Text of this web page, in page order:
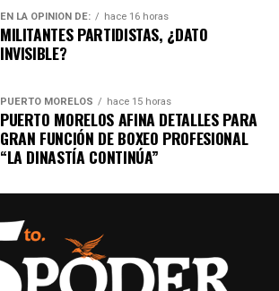
EN LA OPINIÓN DE: hace 16 horas
MILITANTES PARTIDISTAS, ¿DATO
INVISIBLE?
PUERTO MORELOS hace 15 horas
PUERTO MORELOS AFINA DETALLES PARA
GRAN FUNCIÓN DE BOXEO PROFESIONAL
“LA DINASTÍA CONTINÚA”